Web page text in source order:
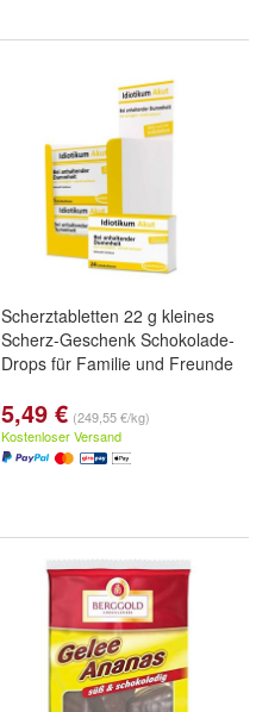
Scherztabletten 22 g kleines
Scherz-Geschenk Schokolade-
Drops für Familie und Freunde
5,49 € (249,55 €/kg)
Kostenloser Versand